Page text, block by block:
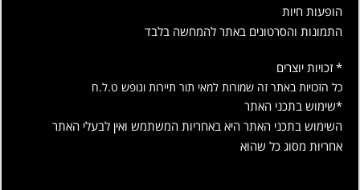
הופעות חיות
התמונות והסרטונים באתר להמחשה בלבד
* זכויות יוצרים
כל הזכויות באתר זה שמורות למאי תור תיירות ונופש ט.ל.ח
*שימוש בתכני האתר
השימוש בתכני האתר היא באחריות המשתמש ואין לבעלי האתר
אחריות מסוג כל שהוא